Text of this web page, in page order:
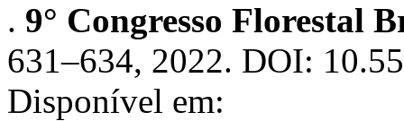
. 9° Congresso Florestal
631–634, 2022. DOI:
Disponível em: